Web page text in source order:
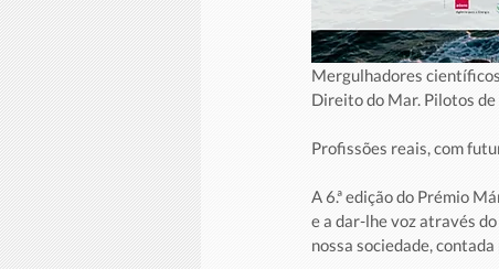
Mergulhadores
Direito do Mar. Pilotos
Profissões reais, com
A 6.ª edição do Prémio
e a dar-lhe voz através
nossa sociedade,